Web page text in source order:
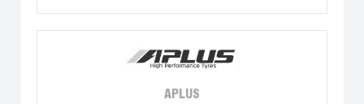
APLUS